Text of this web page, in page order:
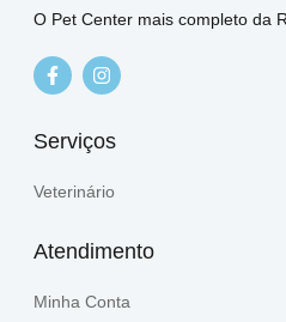
O Pet Center mais completo da
Serviços
Veterinário
Atendimento
Minha Conta